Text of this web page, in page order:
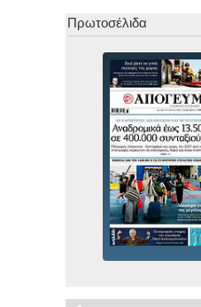
Πρωτοσέλιδα